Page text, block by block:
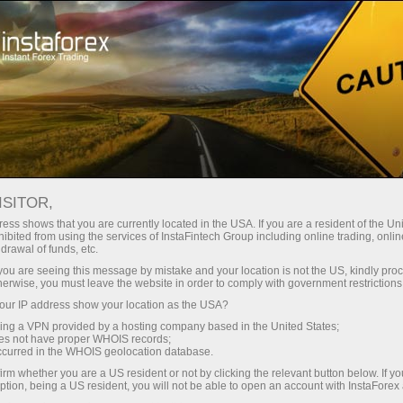
Con InstaForex obtiene acceso a
competitivas: apalancamiento de
hasta 1:5000, unos de los mejores
spreads y comisiones del
mercado, así como condiciones
atractivas para operar con
acciones e índices.
Spreads mínimos
Bono del 30%
en cada depósito
Velocidad
en el trading y en la pista
shows that you are currently located in the USA. If you are a resident of the
from using the services of InstaFintech Group including online trading,
of funds, etc.
are seeing this message by mistake and your location is not the US, kindly
you must leave the website in order to comply with government
IP address show your location as the USA?
a VPN provided by a hosting company based in the United States;
not have proper WHOIS records;
in the WHOIS geolocation database.
whether you are a US resident or not by clicking the relevant button below. If
being a US resident, you will not be able to open an account with InstaForex